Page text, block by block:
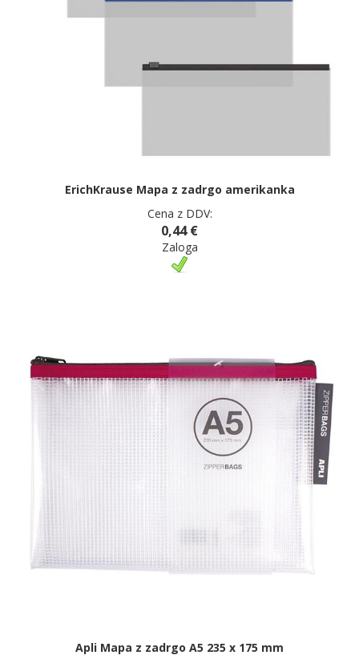
ErichKrause Mapa z zadrgo amerikanka
Cena z DDV:
0,44 €
Zaloga
Apli Mapa z zadrgo A5 235 x 175 mm